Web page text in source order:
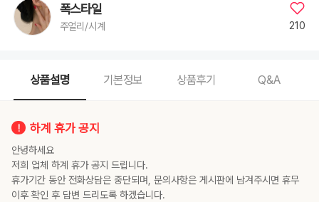
폭스타일
주얼리/시계 210
상품설명 기본정보 상품후기 Q&A
하계 휴가 공지
안녕하세요
저희 업체 하계 휴가 공지 드립니다.
휴가기간 동안 전화상담은 중단되며, 문의사항은 게시판에 남겨주시면 휴무
이후 확인 후 답변 드리도록 하겠습니다.